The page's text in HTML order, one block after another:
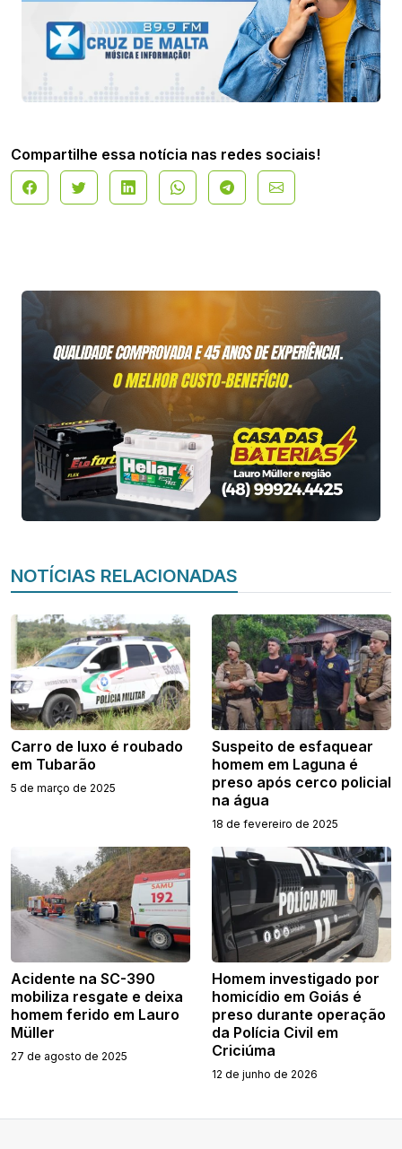
Compartilhe essa notícia nas redes sociais!
NOTÍCIAS RELACIONADAS
Carro de luxo é roubado
em Tubarão
5 de março de 2025
Suspeito de esfaquear
homem em Laguna é
preso após cerco policial
na água
18 de fevereiro de 2025
Acidente na SC-390
mobiliza resgate e deixa
homem ferido em Lauro
Müller
27 de agosto de 2025
Homem investigado por
homicídio em Goiás é
preso durante operação
da Polícia Civil em
Criciúma
12 de junho de 2026